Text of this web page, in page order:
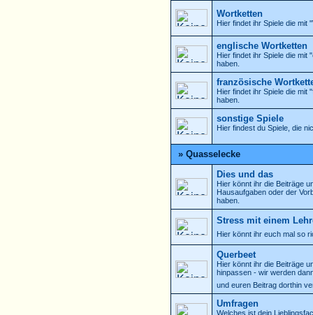
Wortketten
Hier findet ihr Spiele die
englische Wortketten
Hier findet ihr Spiele die mit
haben.
französische
Hier findet ihr Spiele die
haben.
sonstige Spiele
Hier findest du Spiele, die
» Quasselecke
Dies und das
Hier könnt ihr die Beiträge
Hausaufgaben oder der
haben.
Stress mit einem
Hier könnt ihr euch mal so
Querbeet
Hier könnt ihr die Beiträge
hinpassen - wir werden
und euren Beitrag dorthin
Umfragen
Welches ist dein